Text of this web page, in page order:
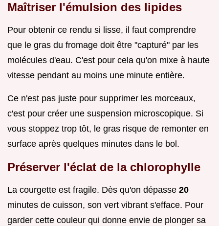
Maîtriser l'émulsion des lipides
Pour obtenir ce rendu si lisse, il faut comprendre
que le gras du fromage doit être "capturé" par les
molécules d'eau. C'est pour cela qu'on mixe à haute
vitesse pendant au moins une minute entière.
Ce n'est pas juste pour supprimer les morceaux,
c'est pour créer une suspension microscopique. Si
vous stoppez trop tôt, le gras risque de remonter en
surface après quelques minutes dans le bol.
Préserver l'éclat de la chlorophylle
La courgette est fragile. Dès qu'on dépasse 20
minutes de cuisson, son vert vibrant s'efface. Pour
garder cette couleur qui donne envie de plonger sa